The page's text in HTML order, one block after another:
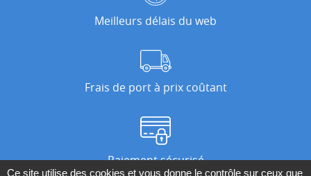
Meilleurs délais du web
Frais de port à prix coûtant
Paiement sécurisé
Ce site utilise des cookies et vous donne le contrôle sur ceux que